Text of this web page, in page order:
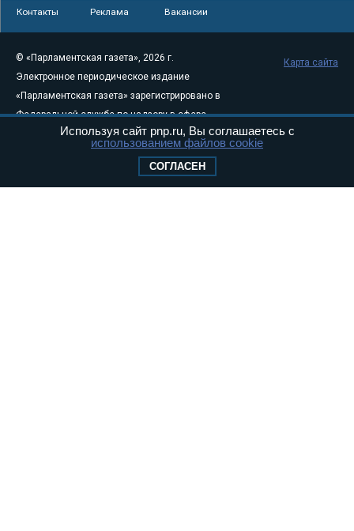
Контакты Реклама Вакансии
© «Парламентская газета», 2026 г.
Электронное периодическое издание
«Парламентская газета» зарегистрировано в
Федеральной службе по надзору в сфере
связи, информационных технологий и
массовых коммуникаций (Роскомнадзор) 05
Свидетельство о регистрации Эл № ФС77-
Карта сайта
Используя сайт pnp.ru, Вы соглашаетесь с
использованием файлов cookie
СОГЛАСЕН